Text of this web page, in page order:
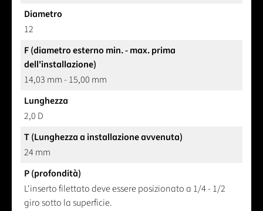
Diametro
12
F (diametro esterno min. - max. prima
dell'installazione)
14,03 mm - 15,00 mm
Lunghezza
2,0 D
T (Lunghezza a installazione avvenuta)
24 mm
P (profondità)
L'inserto filettato deve essere posizionato a 1/4 - 1/2
giro sotto la superficie.